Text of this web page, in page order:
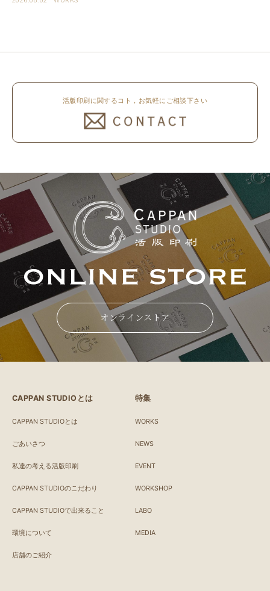
活版印刷に関するコト，お気軽にご相談下さい
オンラインストア
CAPPAN STUDIOとは
CAPPAN STUDIOとは
ごあいさつ
私達の考える活版印刷
CAPPAN STUDIOのこだわり
CAPPAN STUDIOで出来ること
環境について
店舗のご紹介
特集
WORKS
NEWS
EVENT
WORKSHOP
LABO
MEDIA